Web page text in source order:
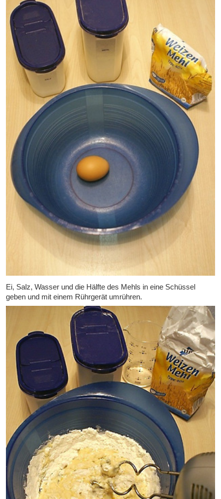
Ei, Salz, Wasser und die Hälfte des Mehls in eine Schüssel
geben und mit einem Rührgerät umrühren.